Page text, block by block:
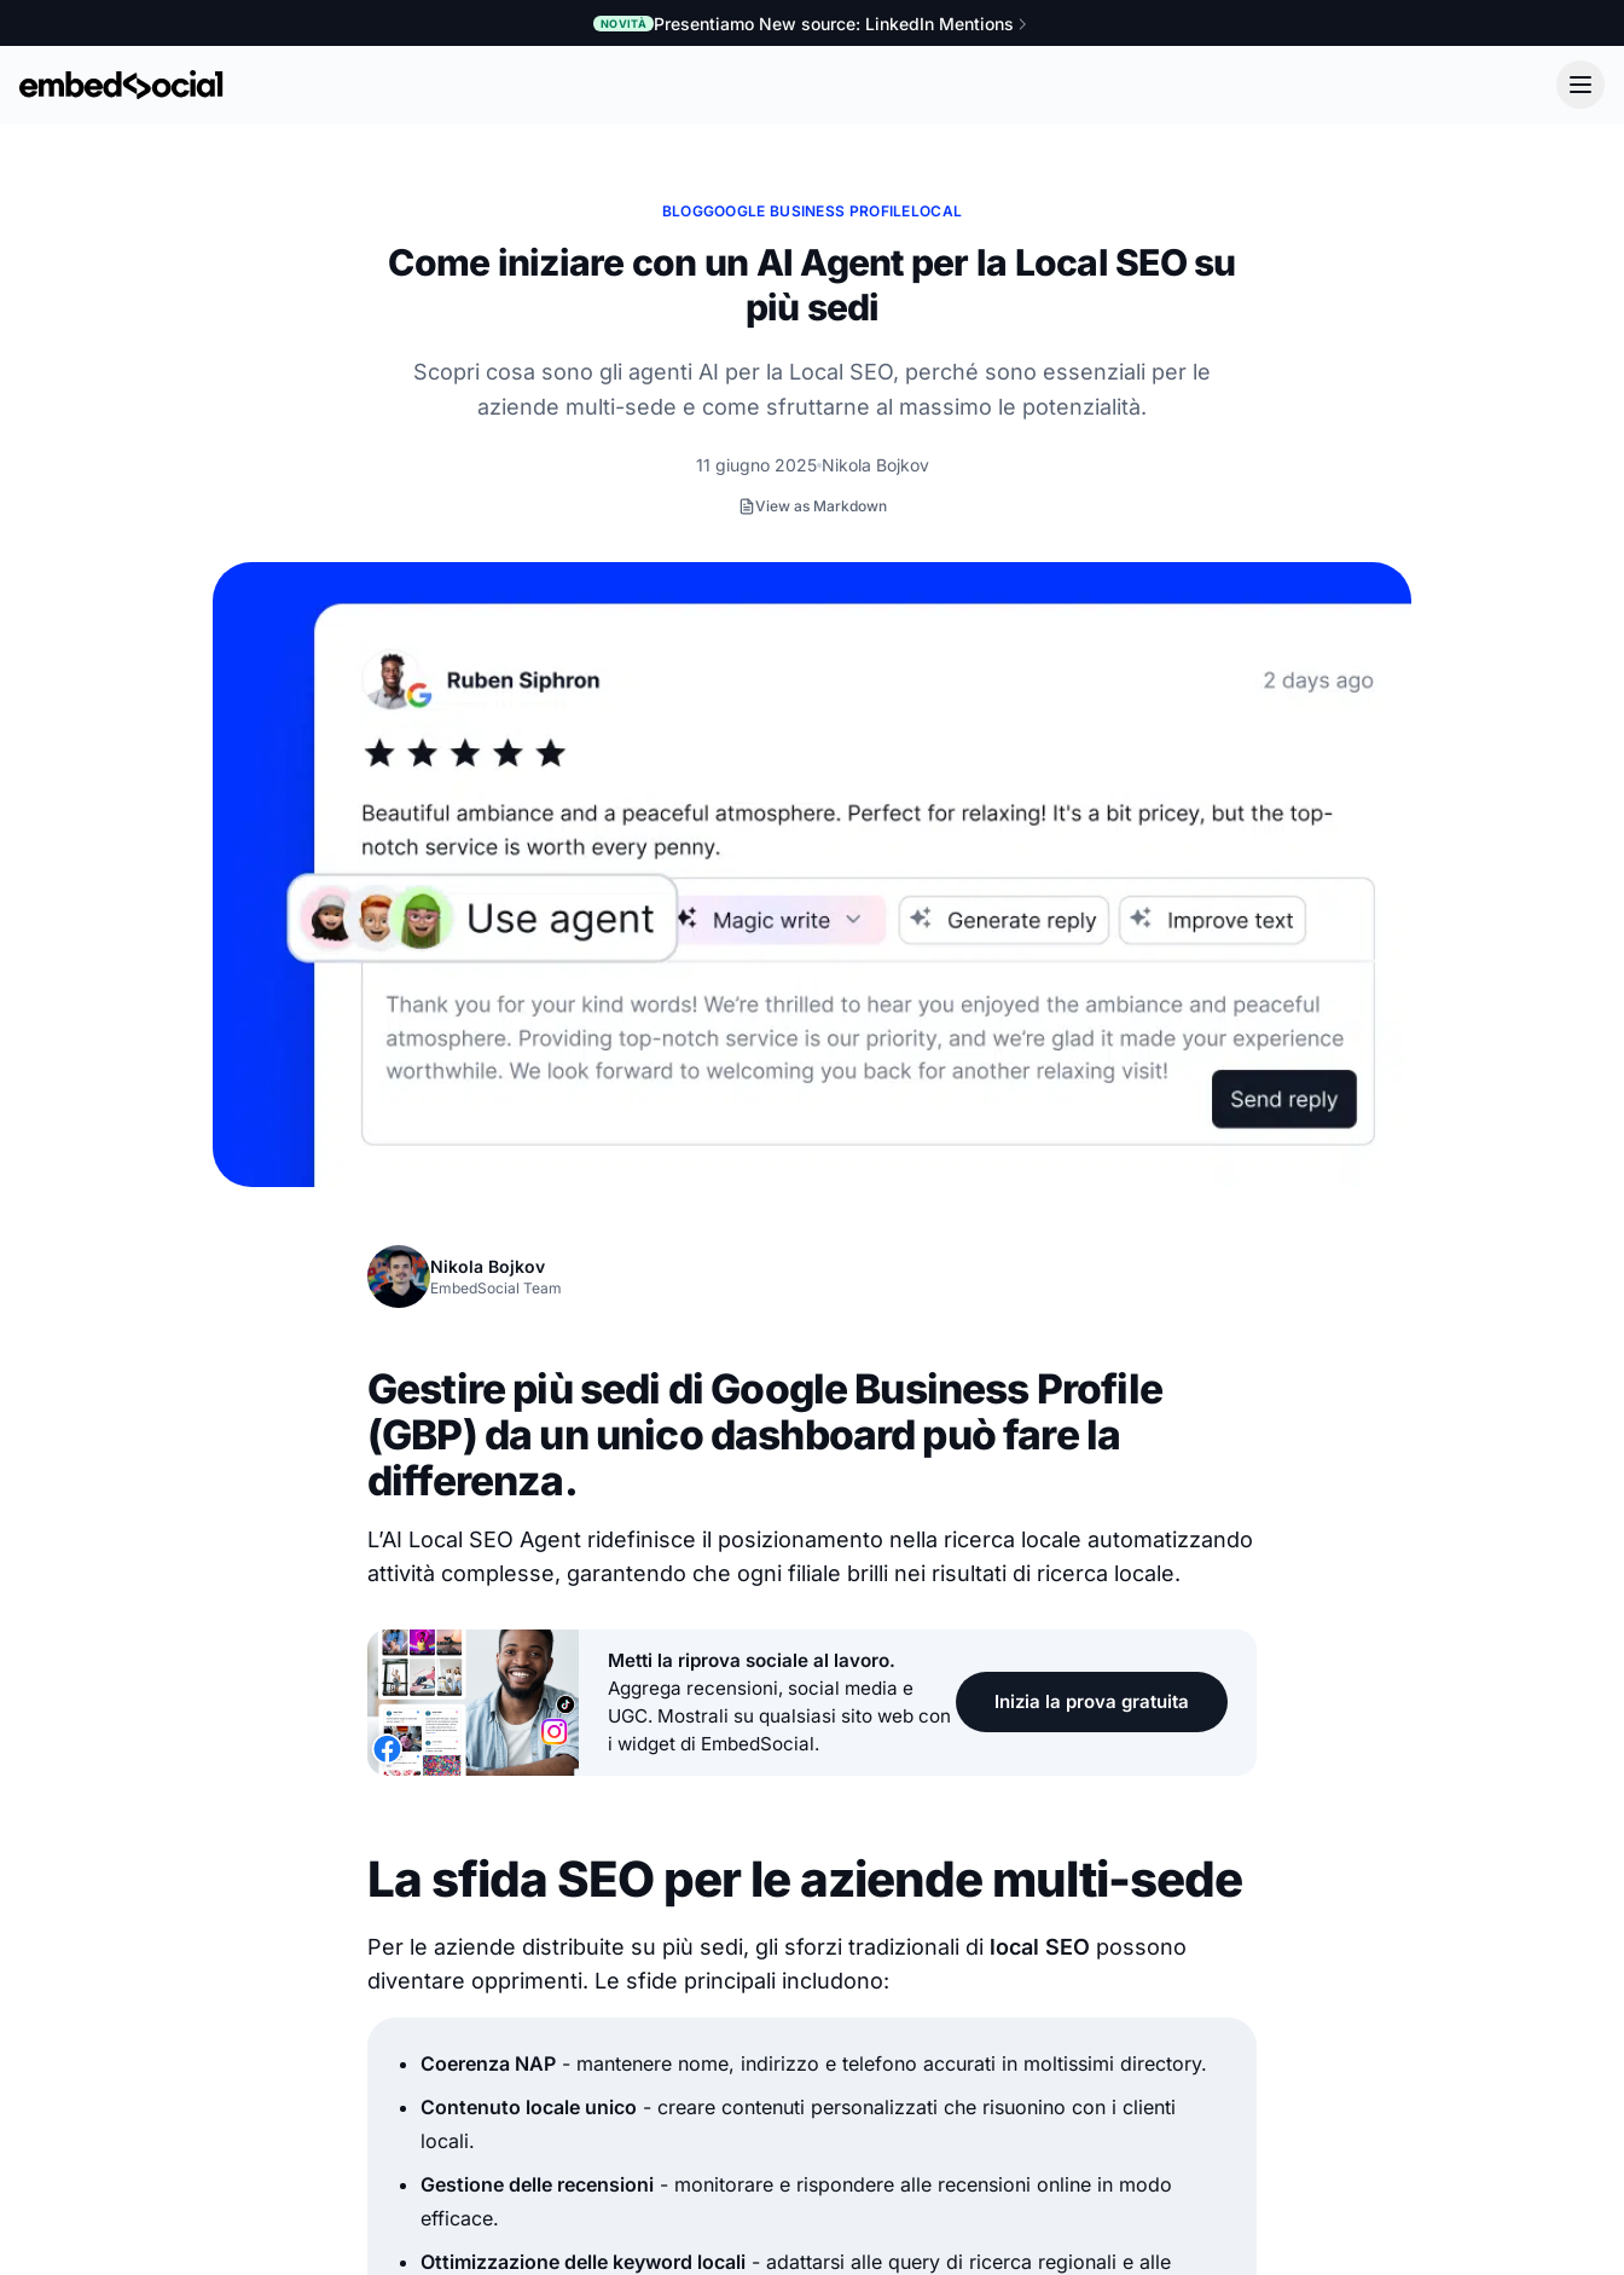
NOVITÀ Presentiamo New source: LinkedIn Mentions
BLOGGOOGLE BUSINESS PROFILELOCAL
Come iniziare con un AI Agent per la Local SEO su
più sedi
Scopri cosa sono gli agenti AI per la Local SEO, perché sono essenziali per le
aziende multi-sede e come sfruttarne al massimo le potenzialità.
11 giugno 2025 Nikola Bojkov
View as Markdown
Nikola Bojkov
EmbedSocial Team
Gestire più sedi di Google Business Profile
(GBP) da un unico dashboard può fare la
differenza.
L’AI Local SEO Agent ridefinisce il posizionamento nella ricerca locale automatizzando
attività complesse, garantendo che ogni filiale brilli nei risultati di ricerca locale.
Metti la riprova sociale al lavoro.
Aggrega recensioni, social media e
UGC. Mostrali su qualsiasi sito web con
i widget di EmbedSocial.
Inizia la prova gratuita
La sfida SEO per le aziende multi-sede
Per le aziende distribuite su più sedi, gli sforzi tradizionali di local SEO possono
diventare opprimenti. Le sfide principali includono:
Coerenza NAP - mantenere nome, indirizzo e telefono accurati in moltissimi directory.
Contenuto locale unico - creare contenuti personalizzati che risuonino con i clienti
locali.
Gestione delle recensioni - monitorare e rispondere alle recensioni online in modo
efficace.
Ottimizzazione delle keyword locali - adattarsi alle query di ricerca regionali e alle